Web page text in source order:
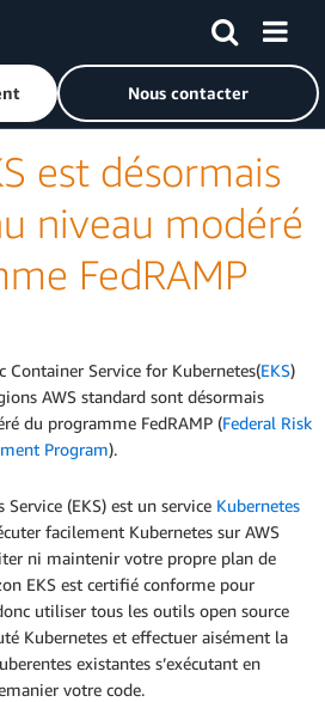
à la page d'accueil d'Amazon Web
Nous contacter
est désormais
niveau modéré
FedRAMP
Container Service for Kubernetes(EKS)
AWS standard sont désormais
du programme FedRAMP (Federal Risk
Program).
(EKS) est un service Kubernetes
facilement Kubernetes sur AWS
ni maintenir votre propre plan de
EKS est certifié conforme pour
utiliser tous les outils open source
Kubernetes et effectuer aisément la
existantes s’exécutant en
votre code.